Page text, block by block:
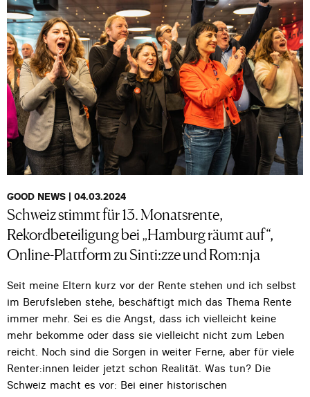
GOOD NEWS | 04.03.2024
Schweiz stimmt für 13. Monatsrente,
Rekordbeteiligung bei „Hamburg räumt auf“,
Online-Plattform zu Sinti:zze und Rom:nja
Seit meine Eltern kurz vor der Rente stehen und ich selbst
im Berufsleben stehe, beschäftigt mich das Thema Rente
immer mehr. Sei es die Angst, dass ich vielleicht keine
mehr bekomme oder dass sie vielleicht nicht zum Leben
reicht. Noch sind die Sorgen in weiter Ferne, aber für viele
Renter:innen leider jetzt schon Realität. Was tun? Die
Schweiz macht es vor: Bei einer historischen